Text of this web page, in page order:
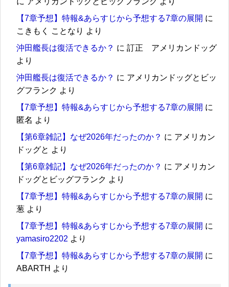
【7章予想】特報&あらすじから予想する7章の展開 に
こきもく ことなり より
沖田艦長は復活できるか？ に 訂正 アメリカンドッグ
より
沖田艦長は復活できるか？ に アメリカンドッグとビッ
グフランク より
【7章予想】特報&あらすじから予想する7章の展開 に
匿名 より
【第6章雑記】なぜ2026年だったのか？ に アメリカン
ドッグと より
【第6章雑記】なぜ2026年だったのか？ に アメリカン
ドッグとビッグフランク より
【7章予想】特報&あらすじから予想する7章の展開 に
葱 より
【7章予想】特報&あらすじから予想する7章の展開 に
yamasiro2202 より
【7章予想】特報&あらすじから予想する7章の展開 に
ABARTH より